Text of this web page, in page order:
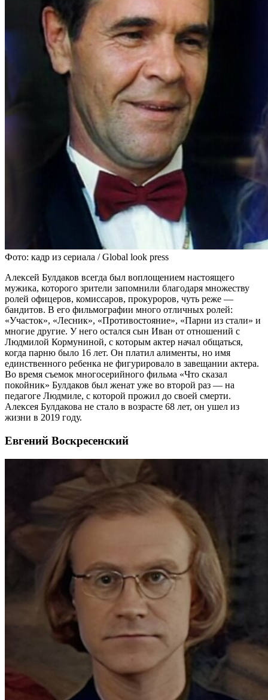
Фото: кадр из сериала / Global look press
Алексей Булдаков всегда был воплощением настоящего
мужика, которого зрители запомнили благодаря множеству
ролей офицеров, комиссаров, прокуроров, чуть реже —
бандитов. В его фильмографии много отличных ролей:
«Участок», «Лесник», «Противостояние», «Парни из стали» и
многие другие. У него остался сын Иван от отношений с
Людмилой Кормуниной, с которым актер начал общаться,
когда парню было 16 лет. Он платил алименты, но имя
единственного ребенка не фигурировало в завещании актера.
Во время съемок многосерийного фильма «Что сказал
покойник» Булдаков был женат уже во второй раз — на
педагоге Людмиле, с которой прожил до своей смерти.
Алексея Булдакова не стало в возрасте 68 лет, он ушел из
жизни в 2019 году.
Евгений Воскресенский